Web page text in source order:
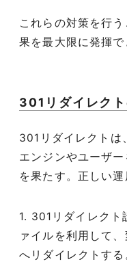
これらの対策を行
果を最大限に発揮で
301リダイレク
301リダイレクトは
エンジンやユーザ
を果たす。正しい運
1. 301リダイレク
ァイルを利用して
へリダイレクトする